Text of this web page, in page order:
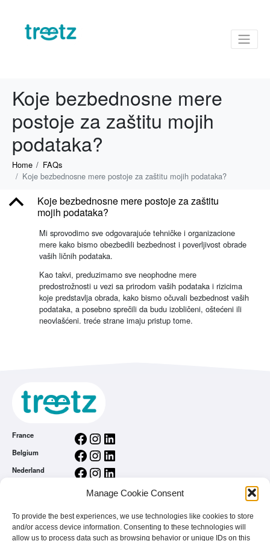
Manage Cookie Consent
To provide the best experiences, we use technologies like cookies to store
and/or access device information. Consenting to these technologies will
allow us to process data such as browsing behavior or unique IDs on this
Koje bezbednosne mere
postoje za zaštitu mojih
podataka?
Home
FAQs
Koje bezbednosne mere postoje za zaštitu mojih podataka?
B
Koje bezbednosne mere postoje za zaštitu
mojih podataka?
Mi sprovodimo sve odgovarajuće tehničke i organizacione
mere kako bismo obezbedili bezbednost i poverljivost obrade
vaših ličnih podataka.
Kao takvi, preduzimamo sve neophodne mere
predostrožnosti u vezi sa prirodom vaših podataka i rizicima
koje predstavlja obrada, kako bismo očuvali bezbednost vaših
podataka, a posebno sprečili da budu izobličeni, oštećeni ili
neovlašćeni. treće strane imaju pristup tome.
France Facebook Instagram LinkedIn
Belgium Facebook Instagram LinkedIn
Nederland Facebook Instagram LinkedIn
InstagramLinkedIn
Politika Zasebnobsti
Home